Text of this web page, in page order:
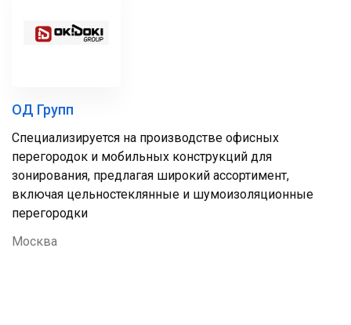
ОД Групп
Специализируется на производстве офисных
перегородок и мобильных конструкций для
зонирования, предлагая широкий ассортимент,
включая цельностеклянные и шумоизоляционные
перегородки
Москва